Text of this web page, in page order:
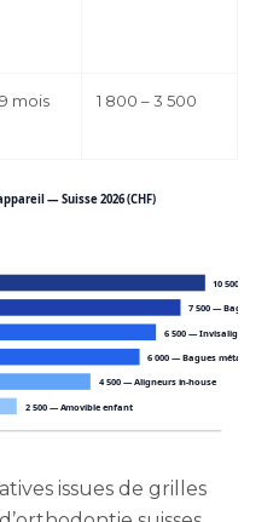
mois 1 800 – 3 500
— Suisse 2026 (CHF)
2 500 — Amovible enfant
4 500 — Aligneurs in-house
6 000 — Bagues métalliques
6 500 — Invisalign moyen
7 500 — Bagues
10 500 —
issues de grilles